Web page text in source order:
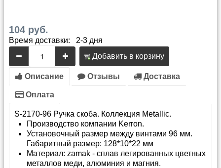
104 руб.
Время доставки: 2-3 дня
Добавить в корзину
Описание Отзывы Доставка
Оплата
S-2170-96 Ручка скоба. Коллекция Metallic.
Производство компании Kerron.
Установочный размер между винтами 96 мм.
Габаритный размер: 128*10*22 мм
Материал: zamak - сплав легированных цветных
металлов меди, алюминия и магния.